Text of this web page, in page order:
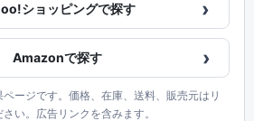
ショッピングで探す ›
Amazonで探す ›
ージです。価格、在庫、送料、販売元はリ
い。広告リンクを含みます。